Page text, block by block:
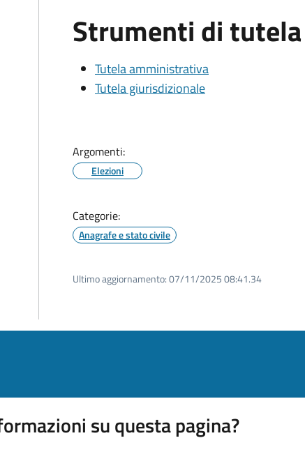
Strumenti di tutela
Tutela amministrativa
Tutela giurisdizionale
Argomenti:
Elezioni
Categorie:
Anagrafe e stato civile
Ultimo aggiornamento:07/11/2025 08:41.34
su questa pagina?